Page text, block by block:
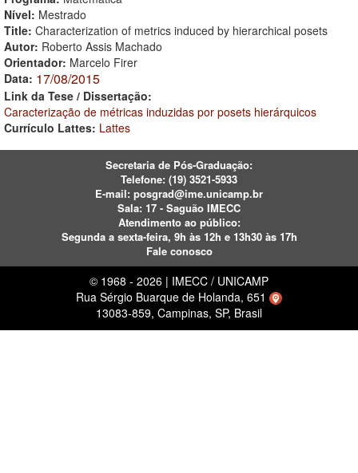
Nível: Mestrado
Title: Characterization of metrics induced by hierarchical posets
Autor: Roberto Assis Machado
Orientador: Marcelo Firer
Data: 17/08/2015
Link da Tese / Dissertação:
Caracterização de métricas induzidas por posets hierárquicos
Currículo Lattes: Lattes
Secretaria de Pós-Graduação:
Telefone: (19) 3521-5933
E-mail: posgrad@ime.unicamp.br
Sala: 17 - Saguão IMECC
Atendimento ao público:
Segunda a sexta-feira, 9h às 12h e 13h30 às 17h
Fale conosco
© 1968 - 2026 | IMECC / UNICAMP
Rua Sérgio Buarque de Holanda, 651
13083-859, Campinas, SP, Brasil